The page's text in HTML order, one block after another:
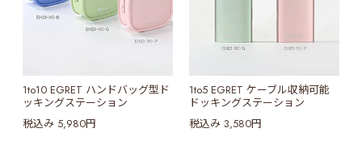
1to10 EGRET ハンドバッグ型ド
ッキングステーション
税込み 5,980円
1to5 EGRET ケーブル収納可能
ドッキングステーション
税込み 3,580円